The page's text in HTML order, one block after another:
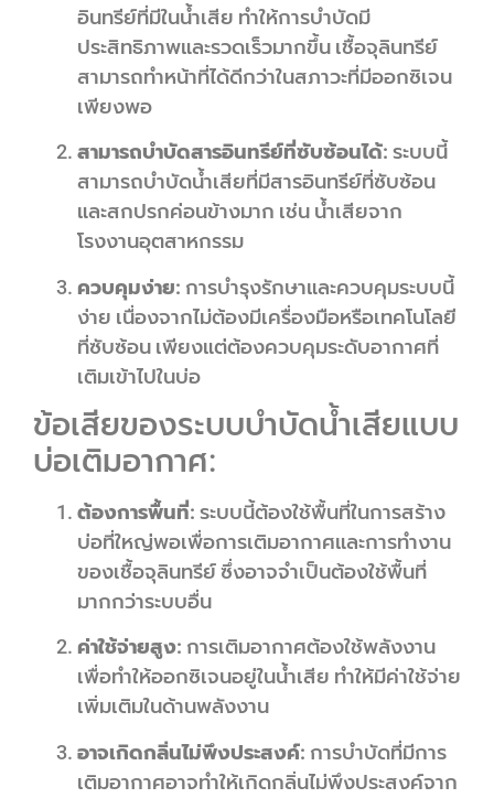
อินทรีย์ที่มีในน้ำเสีย ทำให้การบำบัดมี
ประสิทธิภาพและรวดเร็วมากขึ้น เชื้อจุลินทรีย์
สามารถทำหน้าที่ได้ดีกว่าในสภาวะที่มีออกซิเจน
เพียงพอ
สามารถบำบัดสารอินทรีย์ที่ซับซ้อนได้: ระบบนี้
สามารถบำบัดน้ำเสียที่มีสารอินทรีย์ที่ซับซ้อน
และสกปรกค่อนข้างมาก เช่น น้ำเสียจาก
โรงงานอุตสาหกรรม
ควบคุมง่าย: การบำรุงรักษาและควบคุมระบบนี้
ง่าย เนื่องจากไม่ต้องมีเครื่องมือหรือเทคโนโลยี
ที่ซับซ้อน เพียงแต่ต้องควบคุมระดับอากาศที่
เติมเข้าไปในบ่อ
ข้อเสียของระบบบำบัดน้ำเสียแบบ
บ่อเติมอากาศ:
ต้องการพื้นที่: ระบบนี้ต้องใช้พื้นที่ในการสร้าง
บ่อที่ใหญ่พอเพื่อการเติมอากาศและการทำงาน
ของเชื้อจุลินทรีย์ ซึ่งอาจจำเป็นต้องใช้พื้นที่
มากกว่าระบบอื่น
ค่าใช้จ่ายสูง: การเติมอากาศต้องใช้พลังงาน
เพื่อทำให้ออกซิเจนอยู่ในน้ำเสีย ทำให้มีค่าใช้จ่าย
เพิ่มเติมในด้านพลังงาน
อาจเกิดกลิ่นไม่พึงประสงค์: การบำบัดที่มีการ
เติมอากาศอาจทำให้เกิดกลิ่นไม่พึงประสงค์จาก